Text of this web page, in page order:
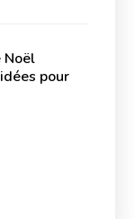
Noël
pour